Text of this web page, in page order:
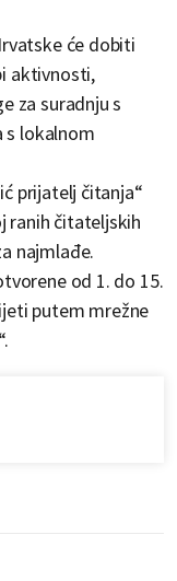
će dobiti
aktivnosti,
za suradnju s
s lokalnom
prijatelj čitanja“
ranih čitateljskih
najmlađe.
od 1. do 15.
putem mrežne